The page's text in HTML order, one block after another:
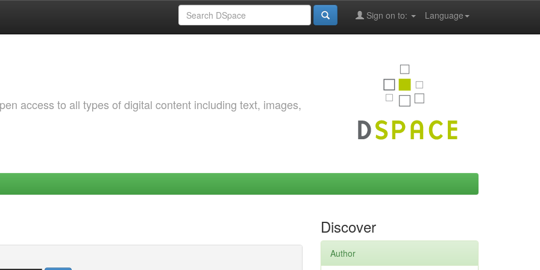
Language
Sign on to:
access to all types of digital content including text, images,
Discover
Author